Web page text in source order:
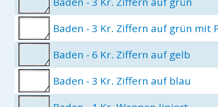
Baden - 3 Kr. Ziffern auf grün
Baden - 6 Kr. Ziffern auf gelb
Baden - 3 Kr. Ziffern auf blau